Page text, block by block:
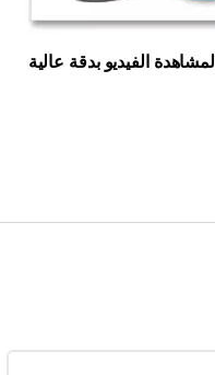
اتصال TV مباشر بواسطة سلك HDMI لمشاهدة الفيديو بدقة عالية